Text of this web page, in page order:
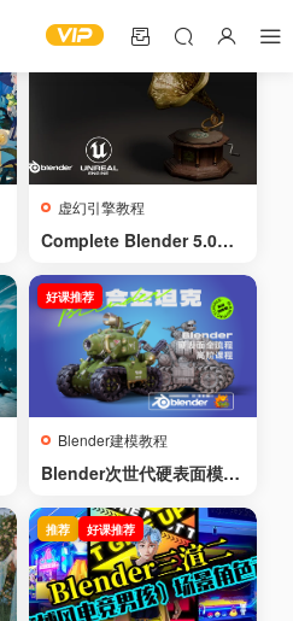
虚幻引擎教程
Complete Blender 5.0建
整流程 – Complete Blend
er 5.0 Modeling to Unrea
l Engine 5.7 Pipeline
Blender建模教程
Blender次世代硬表面模型
学
好课推荐
推荐 好课推荐